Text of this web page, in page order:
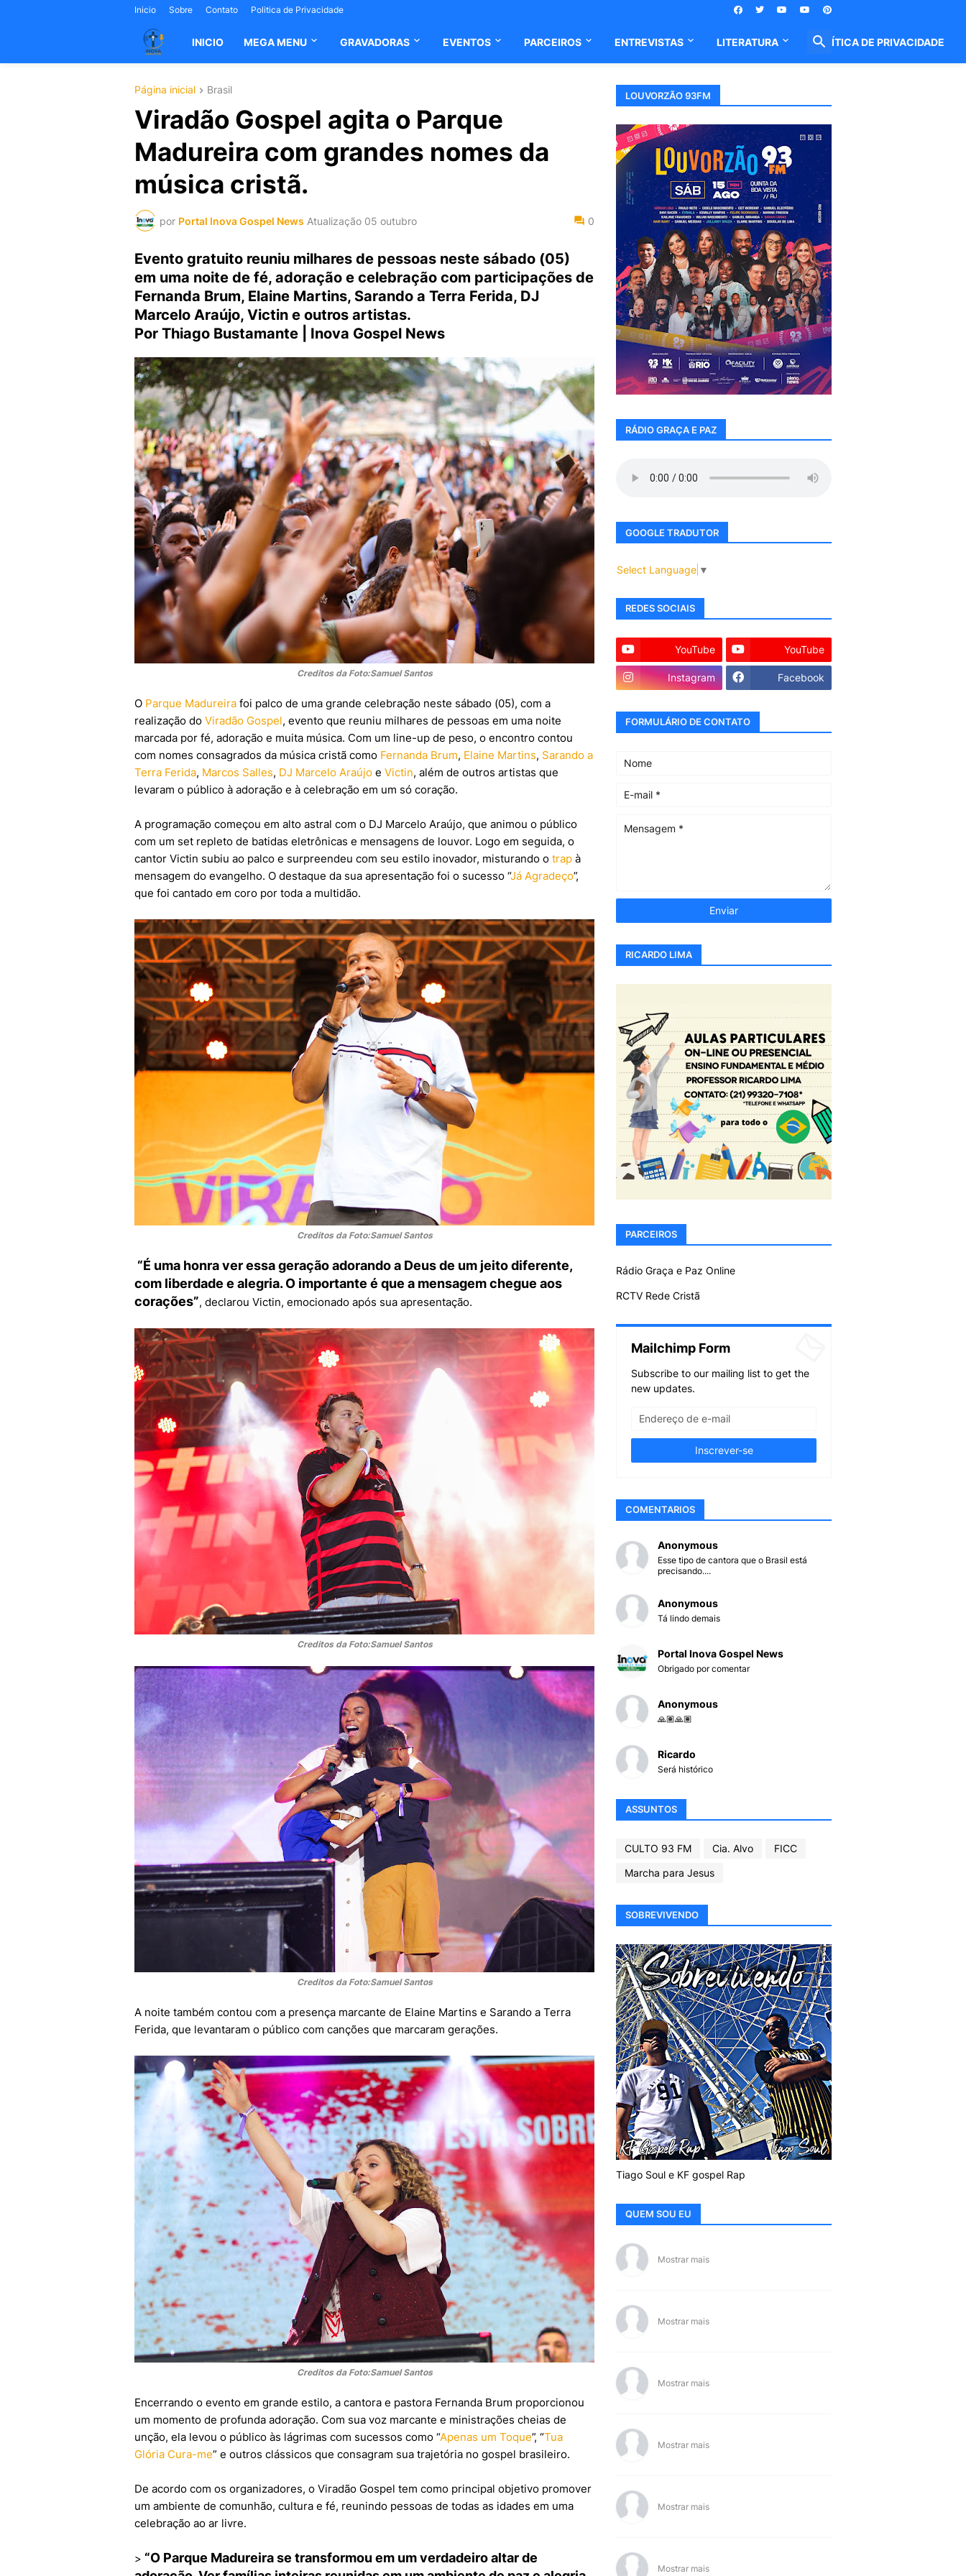
Inicio Sobre Contato Politica de Privacidade
INICIO MEGA MENU GRAVADORAS EVENTOS PARCEIROS ENTREVISTAS LITERATURA POLÍTICA DE PRIVACIDADE
Página inicial Brasil
Viradão Gospel agita o Parque
Madureira com grandes nomes da
música cristã.
por Portal Inova Gospel News Atualização 05 outubro 0
Evento gratuito reuniu milhares de pessoas neste sábado (05)
em uma noite de fé, adoração e celebração com participações de
Fernanda Brum, Elaine Martins, Sarando a Terra Ferida, DJ
Marcelo Araújo, Victin e outros artistas.
Por Thiago Bustamante | Inova Gospel News
Creditos da Foto:Samuel Santos
O Parque Madureira foi palco de uma grande celebração neste sábado (05), com a
realização do Viradão Gospel, evento que reuniu milhares de pessoas em uma noite
marcada por fé, adoração e muita música. Com um line-up de peso, o encontro contou
com nomes consagrados da música cristã como Fernanda Brum, Elaine Martins, Sarando a
Terra Ferida, Marcos Salles, DJ Marcelo Araújo e Victin, além de outros artistas que
levaram o público à adoração e à celebração em um só coração.
A programação começou em alto astral com o DJ Marcelo Araújo, que animou o público
com um set repleto de batidas eletrônicas e mensagens de louvor. Logo em seguida, o
cantor Victin subiu ao palco e surpreendeu com seu estilo inovador, misturando o trap à
mensagem do evangelho. O destaque da sua apresentação foi o sucesso “Já Agradeço”,
que foi cantado em coro por toda a multidão.
Creditos da Foto:Samuel Santos
“É uma honra ver essa geração adorando a Deus de um jeito diferente,
com liberdade e alegria. O importante é que a mensagem chegue aos
corações”, declarou Victin, emocionado após sua apresentação.
Creditos da Foto:Samuel Santos
Creditos da Foto:Samuel Santos
A noite também contou com a presença marcante de Elaine Martins e Sarando a Terra
Ferida, que levantaram o público com canções que marcaram gerações.
Creditos da Foto:Samuel Santos
Encerrando o evento em grande estilo, a cantora e pastora Fernanda Brum proporcionou
um momento de profunda adoração. Com sua voz marcante e ministrações cheias de
unção, ela levou o público às lágrimas com sucessos como “Apenas um Toque”, “Tua
Glória Cura-me” e outros clássicos que consagram sua trajetória no gospel brasileiro.
De acordo com os organizadores, o Viradão Gospel tem como principal objetivo promover
um ambiente de comunhão, cultura e fé, reunindo pessoas de todas as idades em uma
celebração ao ar livre.
> “O Parque Madureira se transformou em um verdadeiro altar de
LOUVORZÃO 93FM
RÁDIO GRAÇA E PAZ
GOOGLE TRADUTOR
Select Language ▼
REDES SOCIAIS
YouTube YouTube
Instagram Facebook
FORMULÁRIO DE CONTATO
RICARDO LIMA
PARCEIROS
Rádio Graça e Paz Online
RCTV Rede Cristã
Mailchimp Form
Subscribe to our mailing list to get the
new updates.
COMENTARIOS
Anonymous
Esse tipo de cantora que o Brasil está
precisando....
Anonymous
Tá lindo demais
Portal Inova Gospel News
Obrigado por comentar
Anonymous
🙏🏽🙏🏽
Ricardo
Será histórico
ASSUNTOS
CULTO 93 FM Cia. Alvo
FICC
Marcha para Jesus
SOBREVIVENDO
Tiago Soul e KF gospel Rap
QUEM SOU EU
Mostrar mais
Mostrar mais
Mostrar mais
Mostrar mais
Mostrar mais
Mostrar mais